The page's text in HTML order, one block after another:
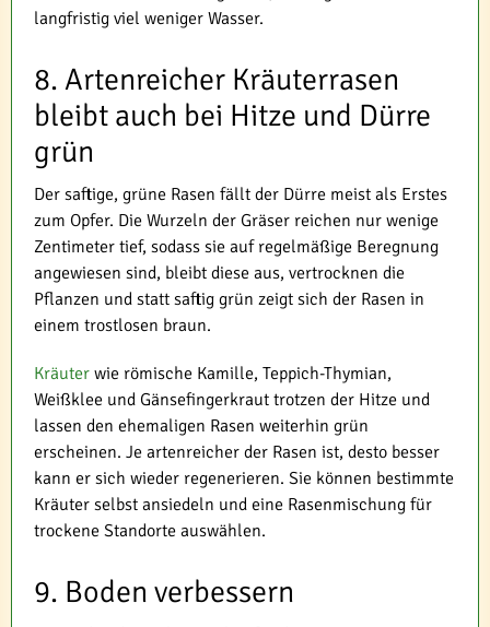
langfristig viel weniger Wasser.
8. Artenreicher Kräuterrasen
bleibt auch bei Hitze und Dürre
grün
Der saftige, grüne Rasen fällt der Dürre meist als Erstes
zum Opfer. Die Wurzeln der Gräser reichen nur wenige
Zentimeter tief, sodass sie auf regelmäßige Beregnung
angewiesen sind, bleibt diese aus, vertrocknen die
Pflanzen und statt saftig grün zeigt sich der Rasen in
einem trostlosen braun.
Kräuter wie römische Kamille, Teppich-Thymian,
Weißklee und Gänsefingerkraut trotzen der Hitze und
lassen den ehemaligen Rasen weiterhin grün
erscheinen. Je artenreicher der Rasen ist, desto besser
kann er sich wieder regenerieren. Sie können bestimmte
Kräuter selbst ansiedeln und eine Rasenmischung für
trockene Standorte auswählen.
9. Boden verbessern